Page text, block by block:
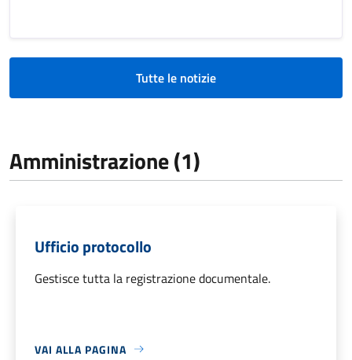
Tutte le notizie
Amministrazione (1)
Ufficio protocollo
Gestisce tutta la registrazione documentale.
VAI ALLA PAGINA